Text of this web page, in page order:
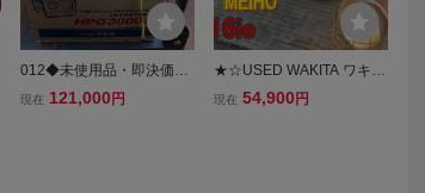
012◆未使用品・即決価
格・厚木店引取限定商品◆
現在 121,000 円
★☆USED WAKITA ワキタ
MEIHO メイホー HPG16ie
現在 54,900 円